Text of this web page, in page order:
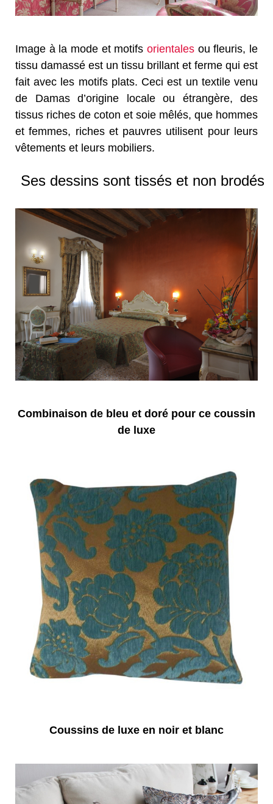
Image à la mode et motifs orientales ou fleuris, le
tissu damassé est un tissu brillant et ferme qui est
fait avec les motifs plats. Ceci est un textile venu
de Damas d’origine locale ou étrangère, des
tissus riches de coton et soie mêlés, que hommes
et femmes, riches et pauvres utilisent pour leurs
vêtements et leurs mobiliers.
Ses dessins sont tissés et non brodés
Combinaison de bleu et doré pour ce coussin
de luxe
Coussins de luxe en noir et blanc